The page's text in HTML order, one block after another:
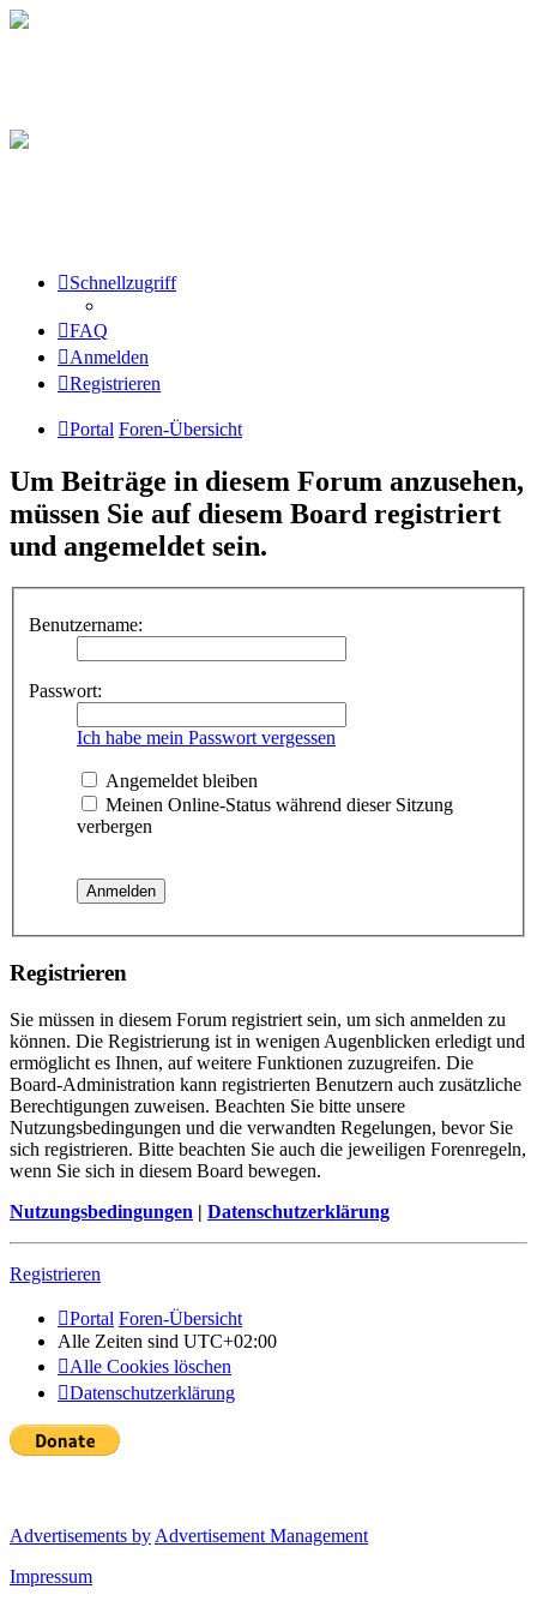
Schnellzugriff
FAQ
Anmelden
Registrieren
Portal Foren-Übersicht
Um Beiträge in diesem Forum anzusehen,
müssen Sie auf diesem Board registriert
und angemeldet sein.
Benutzername:
Passwort:
Ich habe mein Passwort vergessen
Angemeldet bleiben
Meinen Online-Status während dieser Sitzung
verbergen
Registrieren
Sie müssen in diesem Forum registriert sein, um sich anmelden zu
können. Die Registrierung ist in wenigen Augenblicken erledigt und
ermöglicht es Ihnen, auf weitere Funktionen zuzugreifen. Die
Board-Administration kann registrierten Benutzern auch zusätzliche
Berechtigungen zuweisen. Beachten Sie bitte unsere
Nutzungsbedingungen und die verwandten Regelungen, bevor Sie
sich registrieren. Bitte beachten Sie auch die jeweiligen Forenregeln,
wenn Sie sich in diesem Board bewegen.
Nutzungsbedingungen | Datenschutzerklärung
Registrieren
Portal Foren-Übersicht
Alle Zeiten sind UTC+02:00
Alle Cookies löschen
Datenschutzerklärung
Advertisements by Advertisement Management
Impressum